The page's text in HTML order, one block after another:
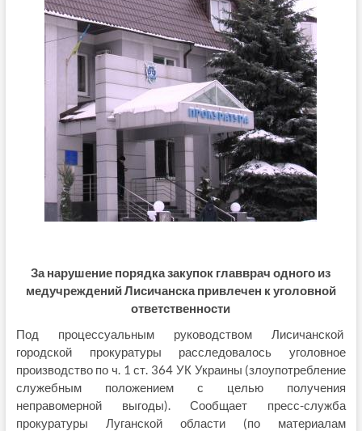
За нарушение порядка закупок главврач одного из
медучреждений Лисичанска привлечен к уголовной
ответственности
Под процессуальным руководством Лисичанской
городской прокуратуры расследовалось уголовное
производство по ч. 1 ст. 364 УК Украины (злоупотребление
служебным положением с целью получения
неправомерной выгоды). Сообщает пресс-служба
прокуратуры Луганской области (по материалам